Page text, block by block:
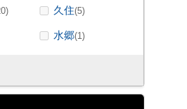
久住(5)
水郷(1)